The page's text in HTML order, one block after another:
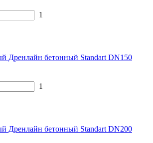
1
Дренлайн бетонный Standart DN150
1
Дренлайн бетонный Standart DN200